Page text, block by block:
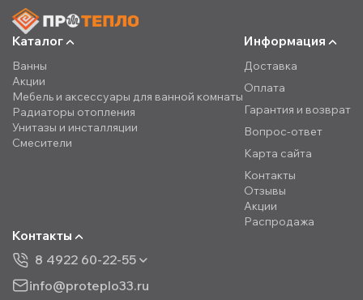
Каталог
Ванны
Акции
Мебель и аксессуары для ванной комнаты
Радиаторы отопления
Унитазы и инсталляции
Смесители
Информация
Доставка
Оплата
Гарантия и возврат
Вопрос-ответ
Карта сайта
Контакты
Отзывы
Акции
Распродажа
Контакты
8 4922 60-22-55
info@proteplo33.ru